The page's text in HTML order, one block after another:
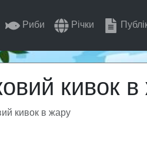
Риби Річки
кивок
кивок в жару